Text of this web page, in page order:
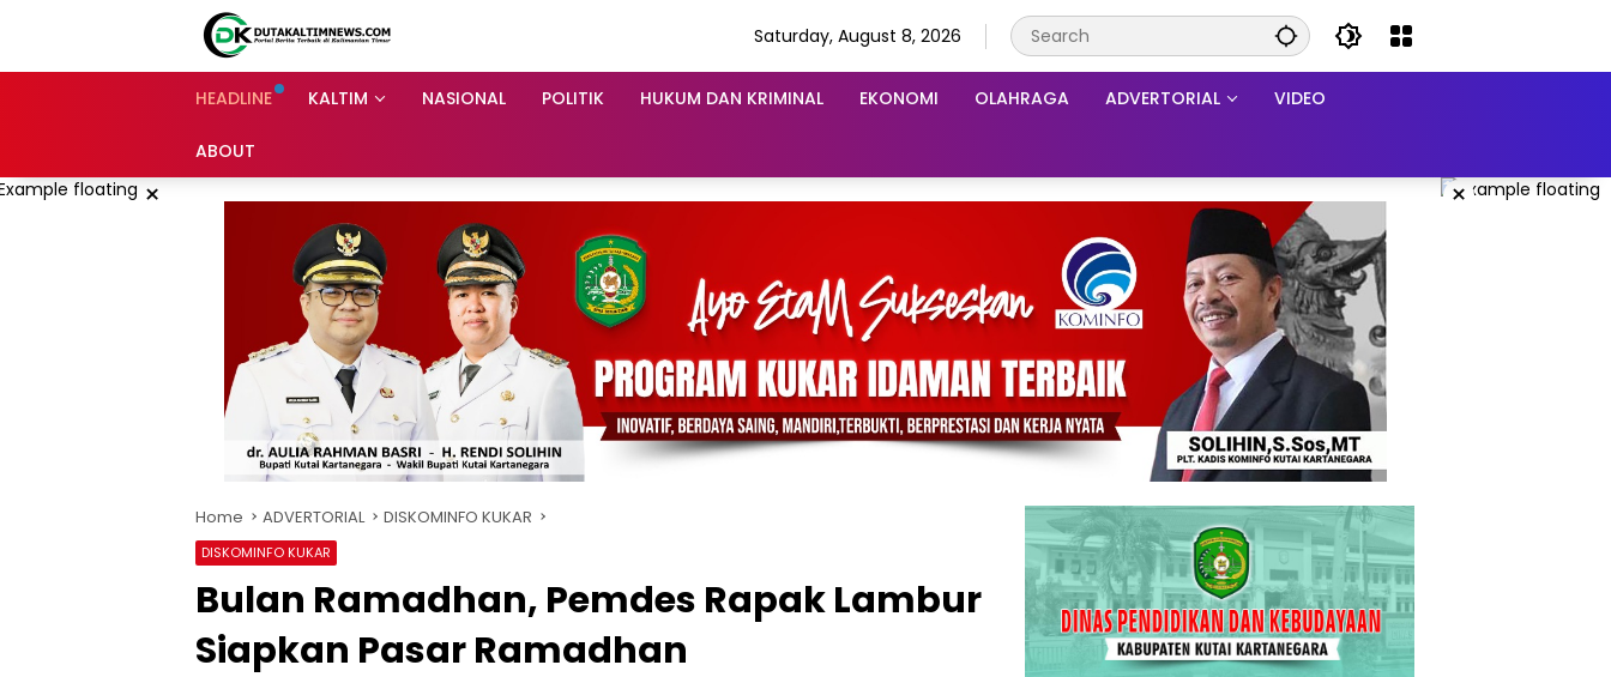
Saturday, August 8, 2026
HEADLINE KALTIM NASIONAL POLITIK HUKUM DAN KRIMINAL EKONOMI OLAHRAGA ADVERTORIAL VIDEO
ABOUT
× ×
Home ADVERTORIAL DISKOMINFO KUKAR
DISKOMINFO KUKAR
Bulan Ramadhan, Pemdes Rapak Lambur
Siapkan Pasar Ramadhan